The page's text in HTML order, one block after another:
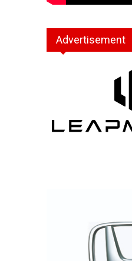
Advertisement